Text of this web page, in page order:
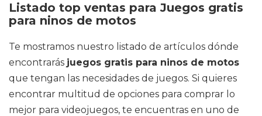
Listado top ventas para Juegos gratis
para ninos de motos
Te mostramos nuestro listado de artículos dónde
encontrarás juegos gratis para ninos de motos
que tengan las necesidades de juegos. Si quieres
encontrar multitud de opciones para comprar lo
mejor para videojuegos, te encuentras en uno de